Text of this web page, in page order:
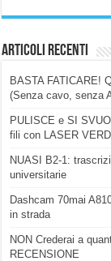
Articoli Recenti
BASTA FATICARE!
(Senza cavo, senza
PULISCE e SI
fili con LASER
NUASI B2-1:
universitarie
Dashcam 70mai
in strada
NON Crederai a
RECENSIONE